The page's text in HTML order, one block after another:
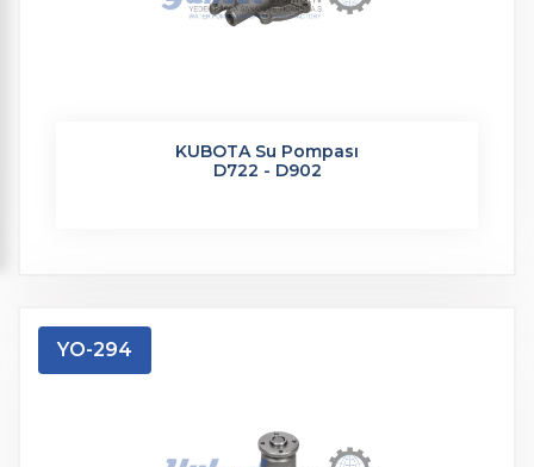
KUBOTA Su Pompası
D722 - D902
YO-294